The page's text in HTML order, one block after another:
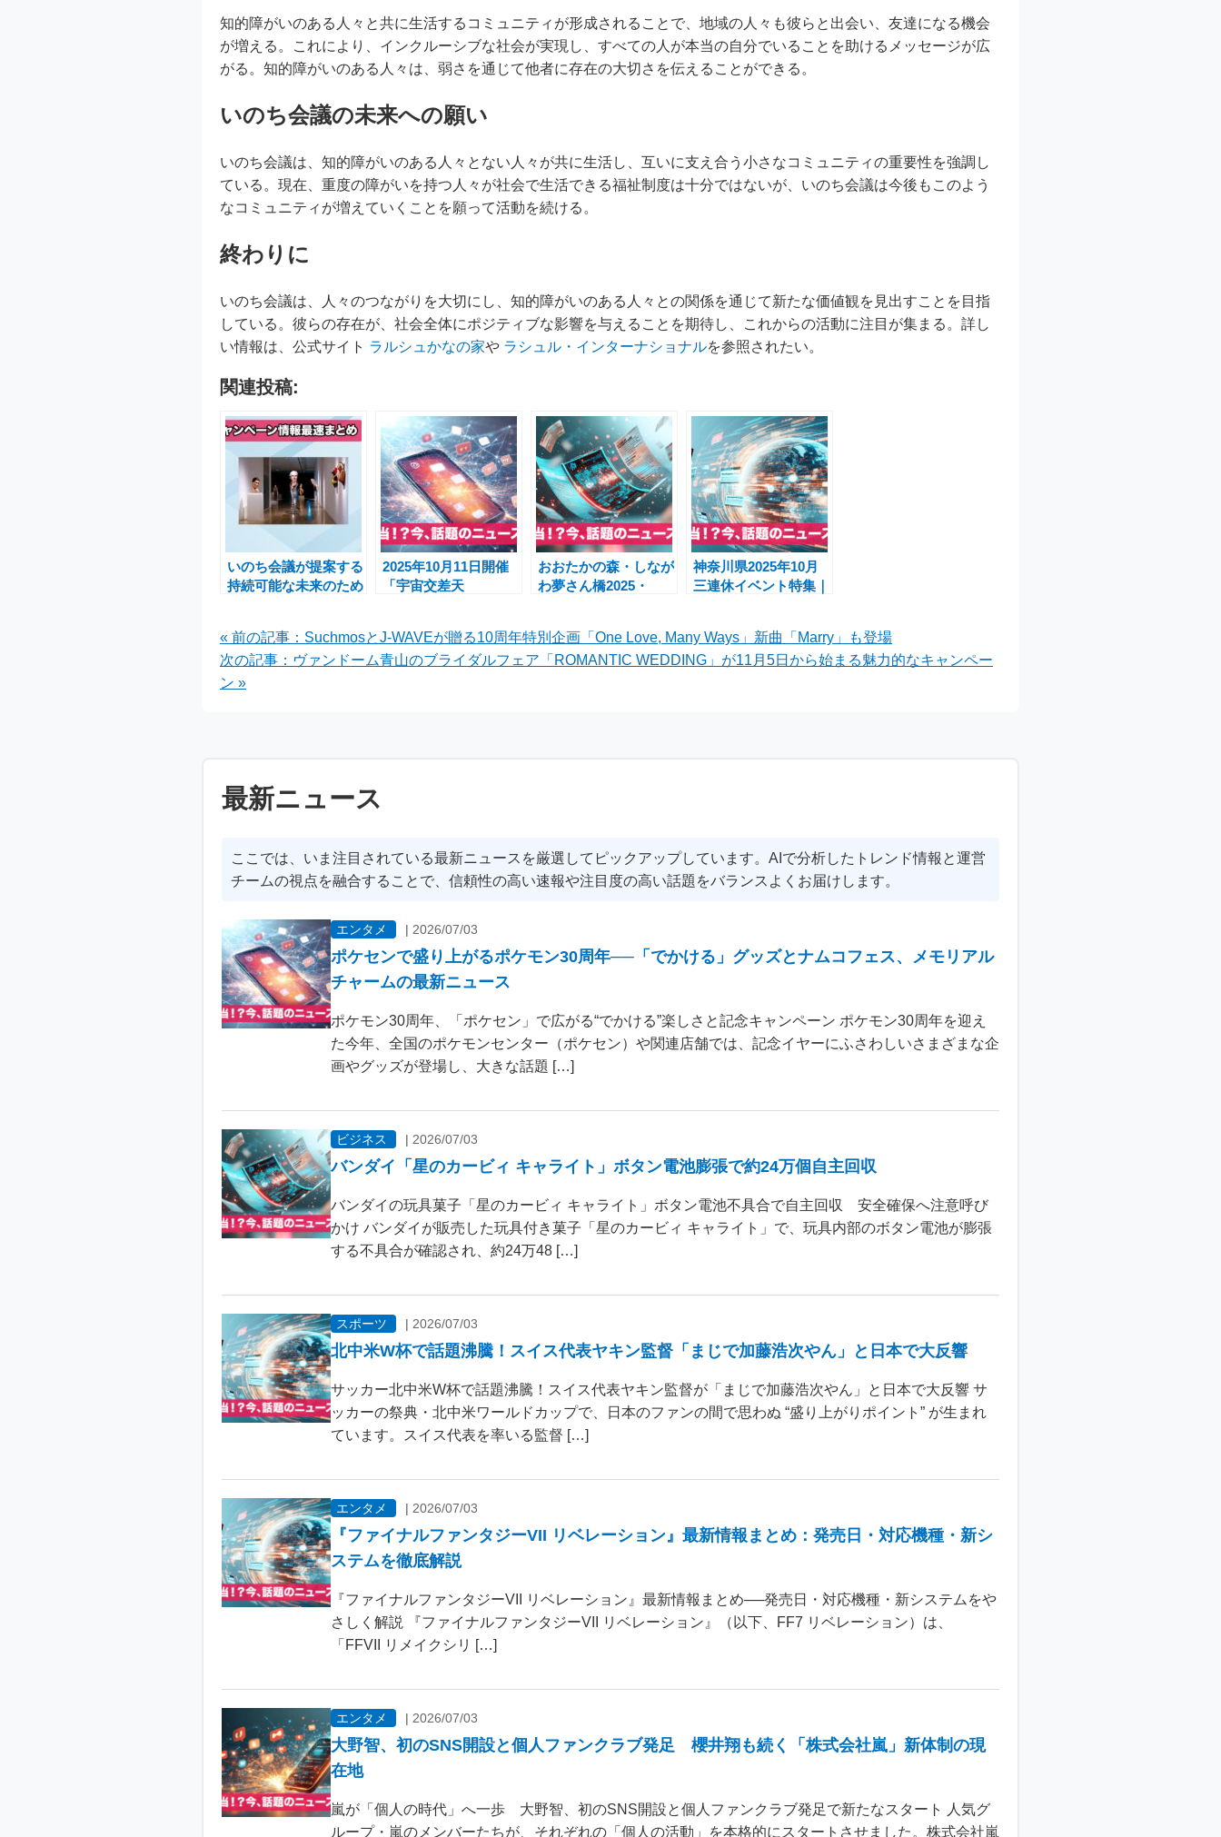
知的障がいのある人々と共に生活するコミュニティが形成されることで、地域の人々も彼らと出会い、友達になる機会
が増える。これにより、インクルーシブな社会が実現し、すべての人が本当の自分でいることを助けるメッセージが広
がる。知的障がいのある人々は、弱さを通じて他者に存在の大切さを伝えることができる。
いのち会議の未来への願い
いのち会議は、知的障がいのある人々とない人々が共に生活し、互いに支え合う小さなコミュニティの重要性を強調し
ている。現在、重度の障がいを持つ人々が社会で生活できる福祉制度は十分ではないが、いのち会議は今後もこのよう
なコミュニティが増えていくことを願って活動を続ける。
終わりに
いのち会議は、人々のつながりを大切にし、知的障がいのある人々との関係を通じて新たな価値観を見出すことを目指
している。彼らの存在が、社会全体にポジティブな影響を与えることを期待し、これからの活動に注目が集まる。詳し
い情報は、公式サイト ラルシュかなの家や ラシュル・インターナショナルを参照されたい。
関連投稿:
いのち会議が提案する
持続可能な未来のため
2025年10月11日開催
「宇宙交差天
術・音楽・グルメが宇
宙と交差する無料イベ
おおたかの森・しなが
わ夢さん橋2025・
ニュース
神奈川県2025年10月
三連休イベント特集｜
« 前の記事：SuchmosとJ-WAVEが贈る10周年特別企画「One Love, Many Ways」新曲「Marry」も登場
次の記事：ヴァンドーム青山のブライダルフェア「ROMANTIC WEDDING」が11月5日から始まる魅力的なキャンペー
ン »
最新ニュース
ここでは、いま注目されている最新ニュースを厳選してピックアップしています。AIで分析したトレンド情報と運営
チームの視点を融合することで、信頼性の高い速報や注目度の高い話題をバランスよくお届けします。
エンタメ | 2026/07/03
ポケセンで盛り上がるポケモン30周年──「でかける」グッズとナムコフェス、メモリアル
チャームの最新ニュース
ポケモン30周年、「ポケセン」で広がる“でかける”楽しさと記念キャンペーン ポケモン30周年を迎え
た今年、全国のポケモンセンター（ポケセン）や関連店舗では、記念イヤーにふさわしいさまざまな企
画やグッズが登場し、大きな話題 […]
ビジネス | 2026/07/03
バンダイ「星のカービィ キャライト」ボタン電池膨張で約24万個自主回収
バンダイの玩具菓子「星のカービィ キャライト」ボタン電池不具合で自主回収 安全確保へ注意呼び
かけ バンダイが販売した玩具付き菓子「星のカービィ キャライト」で、玩具内部のボタン電池が膨張
する不具合が確認され、約24万48 […]
スポーツ | 2026/07/03
北中米W杯で話題沸騰！スイス代表ヤキン監督「まじで加藤浩次やん」と日本で大反響
サッカー北中米W杯で話題沸騰！スイス代表ヤキン監督が「まじで加藤浩次やん」と日本で大反響 サ
ッカーの祭典・北中米ワールドカップで、日本のファンの間で思わぬ “盛り上がりポイント” が生まれ
ています。スイス代表を率いる監督 […]
エンタメ | 2026/07/03
『ファイナルファンタジーVII リベレーション』最新情報まとめ：発売日・対応機種・新シ
ステムを徹底解説
『ファイナルファンタジーVII リベレーション』最新情報まとめ──発売日・対応機種・新システムをや
さしく解説 『ファイナルファンタジーVII リベレーション』（以下、FF7 リベレーション）は、
「FFVII リメイクシリ […]
エンタメ | 2026/07/03
大野智、初のSNS開設と個人ファンクラブ発足 櫻井翔も続く「株式会社嵐」新体制の現
在地
嵐が「個人の時代」へ一歩 大野智、初のSNS開設と個人ファンクラブ発足で新たなスタート 人気グ
ループ・嵐のメンバーたちが、それぞれの「個人の活動」を本格的にスタートさせました。株式会社嵐